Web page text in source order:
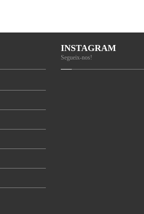
INSTAGRAM
Segueix-nos!